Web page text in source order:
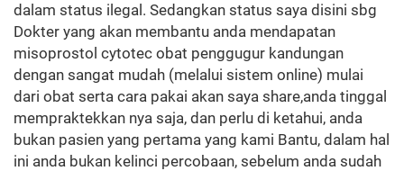
dalam status ilegal. Sedangkan status saya disini sbg
Dokter yang akan membantu anda mendapatan
misoprostol cytotec obat penggugur kandungan
dengan sangat mudah (melalui sistem online) mulai
dari obat serta cara pakai akan saya share,anda tinggal
mempraktekkan nya saja, dan perlu di ketahui, anda
bukan pasien yang pertama yang kami Bantu, dalam hal
ini anda bukan kelinci percobaan, sebelum anda sudah